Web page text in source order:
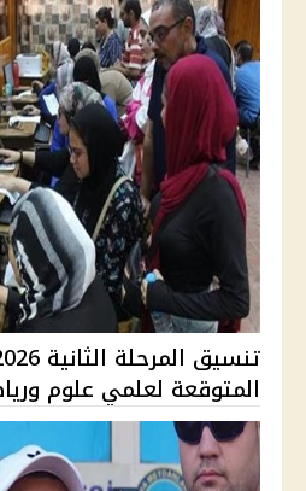
المتوقعة لعلمي علوم